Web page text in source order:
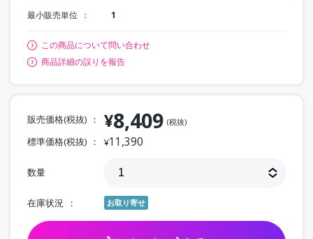
最小販売単位 1
この商品について問い合わせ
商品詳細の誤りを報告
販売価格(税抜) ¥8,409 (税抜)
標準価格(税抜) ¥11,390
数量
在庫状況 お取り寄せ